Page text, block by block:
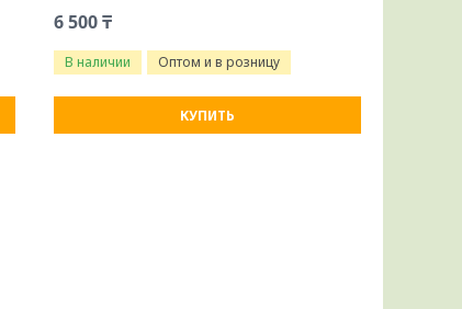
6 500 ₸
В наличии Оптом и в розницу
КУПИТЬ